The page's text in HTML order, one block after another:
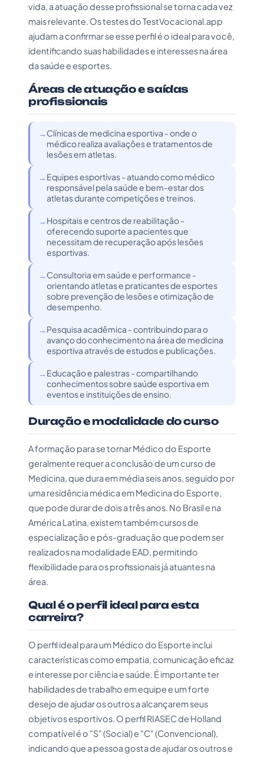
vida, a atuação desse profissional se torna cada vez
mais relevante. Os testes do TestVocacional.app
ajudam a confirmar se esse perfil é o ideal para você,
identificando suas habilidades e interesses na área
da saúde e esportes.
Áreas de atuação e saídas
profissionais
Clínicas de medicina esportiva - onde o
médico realiza avaliações e tratamentos de
lesões em atletas.
Equipes esportivas - atuando como médico
responsável pela saúde e bem-estar dos
atletas durante competições e treinos.
Hospitais e centros de reabilitação -
oferecendo suporte a pacientes que
necessitam de recuperação após lesões
esportivas.
Consultoria em saúde e performance -
orientando atletas e praticantes de esportes
sobre prevenção de lesões e otimização de
desempenho.
Pesquisa acadêmica - contribuindo para o
avanço do conhecimento na área de medicina
esportiva através de estudos e publicações.
Educação e palestras - compartilhando
conhecimentos sobre saúde esportiva em
eventos e instituições de ensino.
Duração e modalidade do curso
A formação para se tornar Médico do Esporte
geralmente requer a conclusão de um curso de
Medicina, que dura em média seis anos, seguido por
uma residência médica em Medicina do Esporte,
que pode durar de dois a três anos. No Brasil e na
América Latina, existem também cursos de
especialização e pós-graduação que podem ser
realizados na modalidade EAD, permitindo
flexibilidade para os profissionais já atuantes na
área.
Qual é o perfil ideal para esta
carreira?
O perfil ideal para um Médico do Esporte inclui
características como empatia, comunicação eficaz
e interesse por ciência e saúde. É importante ter
habilidades de trabalho em equipe e um forte
desejo de ajudar os outros a alcançarem seus
objetivos esportivos. O perfil RIASEC de Holland
compatível é o "S" (Social) e "C" (Convencional),
indicando que a pessoa gosta de ajudar os outros e